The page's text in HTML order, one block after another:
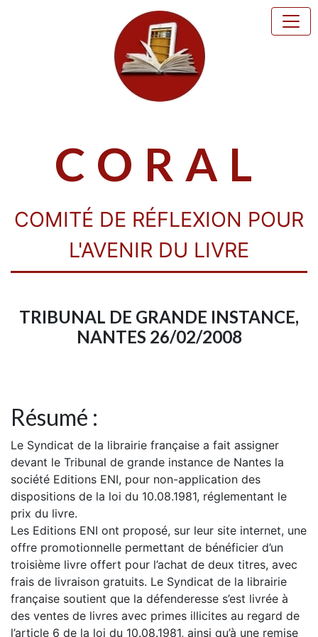
CORAL
COMITÉ DE RÉFLEXION POUR
L'AVENIR DU LIVRE
TRIBUNAL DE GRANDE INSTANCE,
NANTES 26/02/2008
Résumé :
Le Syndicat de la librairie française a fait assigner
devant le Tribunal de grande instance de Nantes la
société Editions ENI, pour non-application des
dispositions de la loi du 10.08.1981, réglementant le
prix du livre.
Les Editions ENI ont proposé, sur leur site internet, une
offre promotionnelle permettant de bénéficier d’un
troisième livre offert pour l’achat de deux titres, avec
frais de livraison gratuits. Le Syndicat de la librairie
française soutient que la défenderesse s’est livrée à
des ventes de livres avec primes illicites au regard de
l’article 6 de la loi du 10.08.1981, ainsi qu’à une remise